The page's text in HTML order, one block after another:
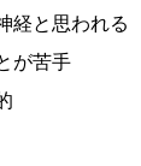
経と思われる
が苦手